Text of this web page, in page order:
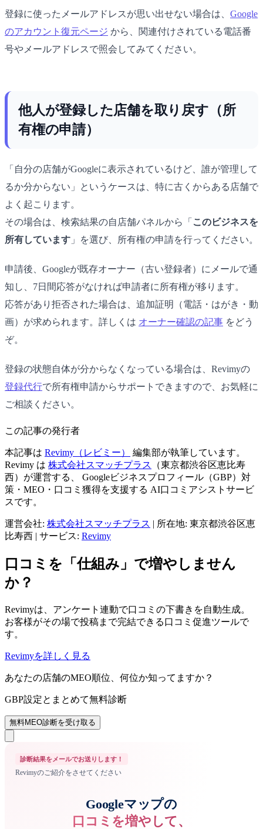
登録に使ったメールアドレスが思い出せない場合は、 Google
のアカウント復元ページ から、関連付けされている電話番
号やメールアドレスで照会してみてください。
他人が登録した店舗を取り戻す（所
有権の申請）
「自分の店舗がGoogleに表示されているけど、誰が管理して
るか分からない」というケースは、特に古くからある店舗で
よく起こります。
その場合は、検索結果の自店舗パネルから「 このビジネスを
所有しています 」を選び、所有権の申請を行ってください。
申請後、Googleが既存オーナー（古い登録者）にメールで通
知し、7日間応答がなければ申請者に所有権が移ります。
応答があり拒否された場合は、追加証明（電話・はがき・動
画）が求められます。詳しくは オーナー確認の記事 をどう
ぞ。
登録の状態自体が分からなくなっている場合は、Revimyの
登録代行で所有権申請からサポートできますので、お気軽に
ご相談ください。
この記事の発行者
本記事は Revimy（レビミー）
編集部が執筆しています。
Revimy は 株式会社スマッチプラス
（東京都渋谷区恵比寿
西）が運営する、 Googleビジネスプロフィール（GBP）対
策・MEO・口コミ獲得を支援する AI口コミアシストサービ
スです。
運営会社: 株式会社スマッチプラス | 所在地: 東京都渋谷区恵
比寿西 | サービス: Revimy
口コミを「仕組み」で増やしません
か？
Revimyは、アンケート連動で口コミの下書きを自動生成。
お客様がその場で投稿まで完結できる口コミ促進ツールで
す。
Revimyを詳しく見る
あなたの店舗のMEO順位、何位か知ってますか？
GBP設定とまとめて無料診断
無料MEO診断を受け取る
診断結果をメールでお送りします！
Revimyのご紹介をさせてください
Googleマップの
口コミを増やして、